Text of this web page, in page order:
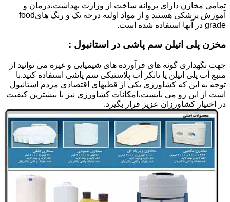
تمامی مخازن دارای پروانه ساخت از وزارت بهداشت،درمان و
آموزش پزشکی هستند و از مواد اولیه درجه یک و رنگ هایfood
grade در آنها استفاده شده است.
مخزن پلی اتیلن سم پاشی در استانبول :
جهت نگهداری گونه های فرآورده های شیمیایی و غیره می توانید از
منبع آب پلی اتیلن یا تانکر آب پلاستیکی سم پاشی استفاده کنید.با
توجه به این که کشاورزی یکی از قطبهای اقتصادی مردم استانبول
است از این رو می بایست،امکانات کشاورزی نیز با بیشترین کیفیت
در اختیار کشاورزان عزیز قرار بگیرد.